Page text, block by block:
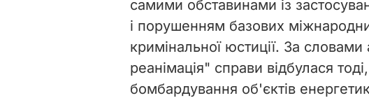
d
e
o
самими обставинами із
і порушенням базових
кримінальної юстиції. За
реанімація" справи відбулася
бомбардування об'єктів